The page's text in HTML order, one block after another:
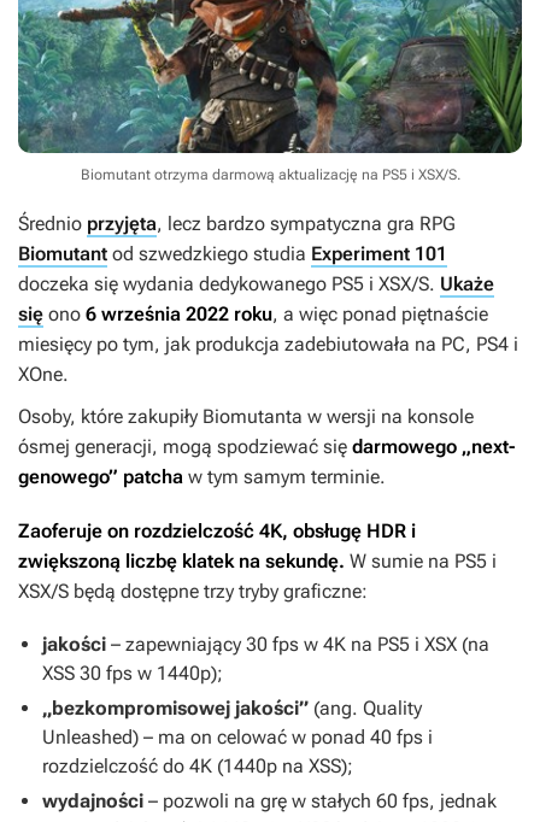
Biomutant otrzyma darmową aktualizację na PS5 i XSX/S.
Średnio przyjęta, lecz bardzo sympatyczna gra RPG
Biomutant od szwedzkiego studia Experiment 101
doczeka się wydania dedykowanego PS5 i XSX/S. Ukaże
się ono 6 września 2022 roku, a więc ponad piętnaście
miesięcy po tym, jak produkcja zadebiutowała na PC, PS4 i
XOne.
Osoby, które zakupiły Biomutanta w wersji na konsole
ósmej generacji, mogą spodziewać się darmowego „next-
genowego” patcha w tym samym terminie.
Zaoferuje on rozdzielczość 4K, obsługę HDR i
zwiększoną liczbę klatek na sekundę. W sumie na PS5 i
XSX/S będą dostępne trzy tryby graficzne:
jakości – zapewniający 30 fps w 4K na PS5 i XSX (na
XSS 30 fps w 1440p);
„bezkompromisowej jakości” (ang. Quality
Unleashed) – ma on celować w ponad 40 fps i
rozdzielczość do 4K (1440p na XSS);
wydajności – pozwoli na grę w stałych 60 fps, jednak